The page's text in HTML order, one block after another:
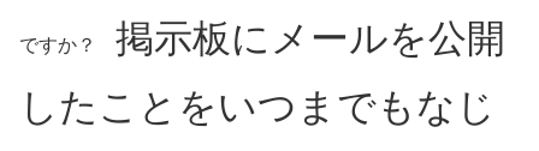
ですか？ 掲示板にメールを公開
したことをいつまでもなじ